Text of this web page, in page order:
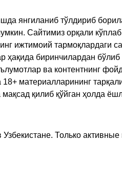
янгиланиб тўлдириб
Сайтимиз орқали
ижтимоий
ҳақида биринчилардан
ва контентнинг
18+ материалларининг
қилиб қўйган ҳолда
Только